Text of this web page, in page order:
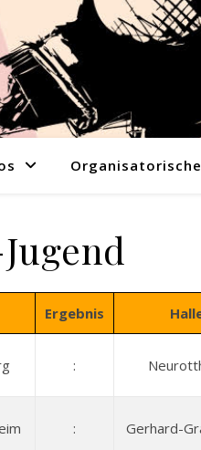
Ergebnis
:
: Gerhard-